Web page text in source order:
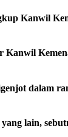
Kanwil
Kanwil
dalam
lain,